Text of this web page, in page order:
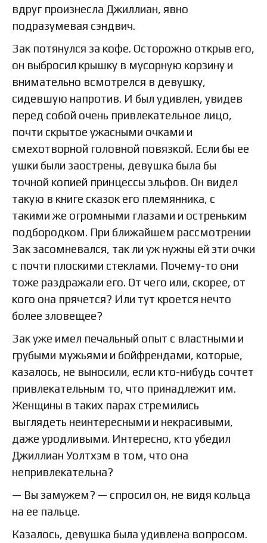
вдруг произнесла Джиллиан, явно
подразумевая сэндвич.
Зак потянулся за кофе. Осторожно открыв его,
он выбросил крышку в мусорную корзину и
внимательно всмотрелся в девушку,
сидевшую напротив. И был удивлен, увидев
перед собой очень привлекательное лицо,
почти скрытое ужасными очками и
смехотворной головной повязкой. Если бы ее
ушки были заострены, девушка была бы
точной копией принцессы эльфов. Он видел
такую в книге сказок его племянника, с
такими же огромными глазами и остреньким
подбородком. При ближайшем рассмотрении
Зак засомневался, так ли уж нужны ей эти очки
с почти плоскими стеклами. Почему-то они
тоже раздражали его. От чего или, скорее, от
кого она прячется? Или тут кроется нечто
более зловещее?
Зак уже имел печальный опыт с властными и
грубыми мужьями и бойфрендами, которые,
казалось, не выносили, если кто-нибудь сочтет
привлекательным то, что принадлежит им.
Женщины в таких парах стремились
выглядеть неинтересными и некрасивыми,
даже уродливыми. Интересно, кто убедил
Джиллиан Уолтхэм в том, что она
непривлекательна?
— Вы замужем? — спросил он, не видя кольца
на ее пальце.
Казалось, девушка была удивлена вопросом.